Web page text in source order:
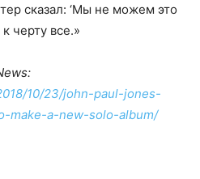
сказал: ‘Мы не можем это
черту все.»
10/23/john-paul-jones-
make-a-new-solo-album/